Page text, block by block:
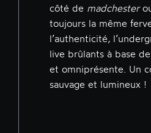
côté de madchester
toujours la même
l’authenticité,
live brûlants à base
et omniprésente. Un
sauvage et lumineux !